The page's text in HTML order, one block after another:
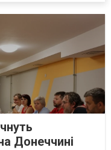
Донеччині